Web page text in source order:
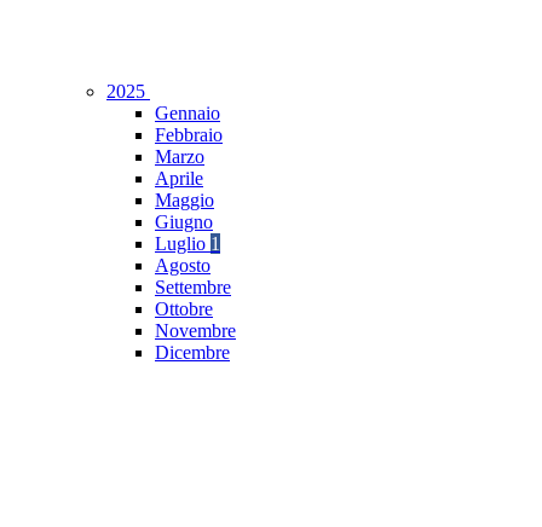
2025
Gennaio
Febbraio
Marzo
Aprile
Maggio
Giugno
Luglio 1
Agosto
Settembre
Ottobre
Novembre
Dicembre